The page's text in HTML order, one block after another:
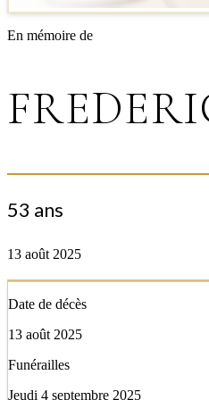
En mémoire de
53 ans
13 août 2025
Date de décès
13 août 2025
Funérailles
Jeudi 4 septembre 2025